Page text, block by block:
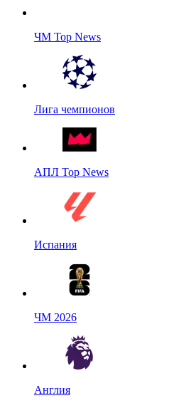
ЧМ Top News
Лига чемпионов
АПЛ Top News
Испания
ЧМ 2026
Англия